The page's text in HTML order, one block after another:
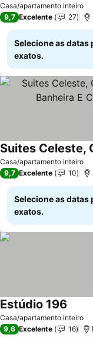
Casa/apartamento inteiro
9,7 Excelente 27
Selecione as datas
exatos.
Casa/apartamento inteiro
9,7 Excelente 10
Selecione as datas
exatos.
Casa/apartamento inteiro
Estúdio 196
9,6 Excelente 16